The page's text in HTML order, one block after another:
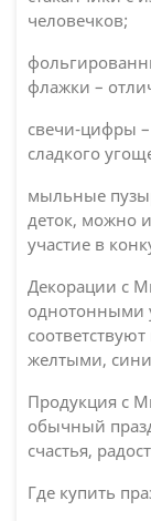
человечков;
флажки –
свечи-цифры
сладкого
мыльные
деток, можно
участие в
Декорации с
однотонными
желтыми,
Продукция с
обычный
счастья,
Где купить